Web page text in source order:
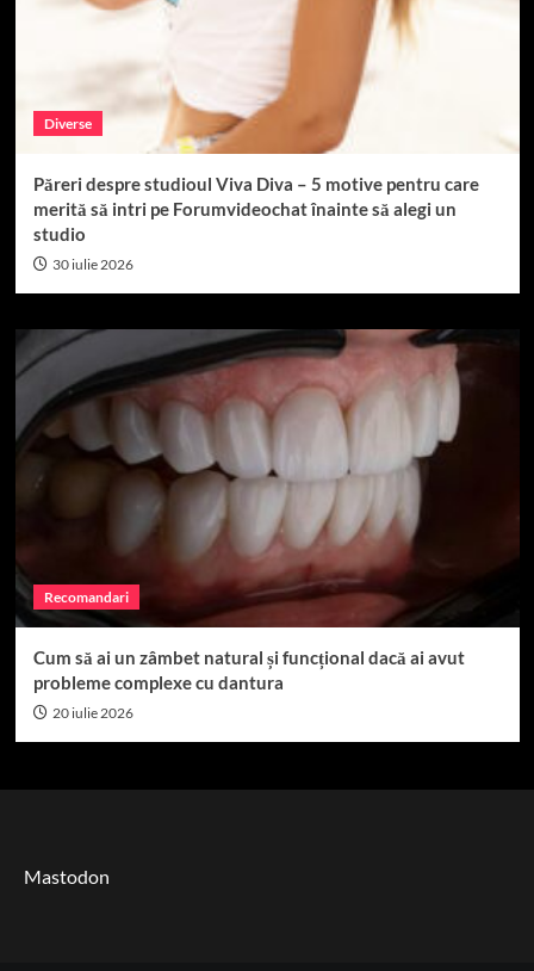
Diverse
Păreri despre studioul Viva Diva – 5 motive pentru care
merită să intri pe Forumvideochat înainte să alegi un
studio
30 iulie 2026
Recomandari
Cum să ai un zâmbet natural și funcțional dacă ai avut
probleme complexe cu dantura
20 iulie 2026
Mastodon